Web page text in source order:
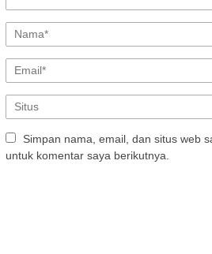
Simpan nama, email, dan situs web
untuk komentar saya berikutnya.